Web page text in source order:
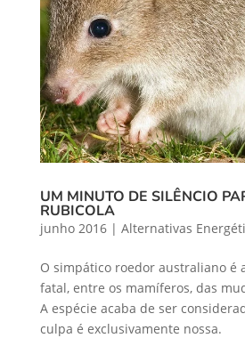
UM MINUTO DE SILÊNCIO
RUBICOLA
junho 2016| Alternativas
O simpático roedor australiano é
fatal, entre os mamíferos, das
A espécie acaba de ser
culpa é exclusivamente nossa.